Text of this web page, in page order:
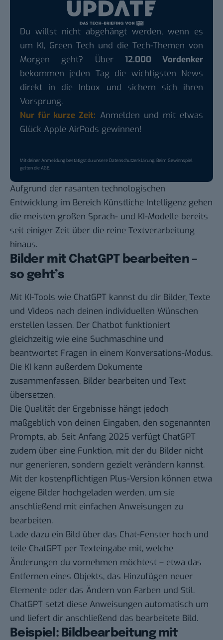
Du willst nicht abgehängt werden, wenn es
um KI, Green Tech und die Tech-Themen von
Morgen geht? Über 12.000 Vordenker
bekommen jeden Tag die wichtigsten News
direkt in die Inbox und sichern sich ihren
Vorsprung.
Nur für kurze Zeit: Anmelden und mit etwas
Glück Apple AirPods gewinnen!
Mit deiner Anmeldung bestätigst du unsereDatenschutzerklärung. Beim Gewinnspiel
gelten dieAGB.
Aufgrund der rasanten technologischen
Entwicklung im Bereich Künstliche Intelligenz gehen
die meisten großen Sprach- und KI-Modelle bereits
seit einiger Zeit über die reine Textverarbeitung
hinaus.
Bilder mit ChatGPT bearbeiten –
so geht’s
Mit KI-Tools wie ChatGPT kannst du dir Bilder, Texte
und Videos nach deinen individuellen Wünschen
erstellen lassen. Der Chatbot funktioniert
gleichzeitig wie eine Suchmaschine und
beantwortet Fragen in einem Konversations-Modus.
Die KI kann außerdem Dokumente
zusammenfassen, Bilder bearbeiten und Text
übersetzen.
Die Qualität der Ergebnisse hängt jedoch
maßgeblich von deinen Eingaben, den sogenannten
Prompts, ab. Seit Anfang 2025 verfügt ChatGPT
zudem über eine Funktion, mit der du Bilder nicht
nur generieren, sondern gezielt verändern kannst.
Mit der kostenpflichtigen Plus-Version können etwa
eigene Bilder hochgeladen werden, um sie
anschließend mit einfachen Anweisungen zu
bearbeiten.
Lade dazu ein Bild über das Chat-Fenster hoch und
teile ChatGPT per Texteingabe mit, welche
Änderungen du vornehmen möchtest – etwa das
Entfernen eines Objekts, das Hinzufügen neuer
Elemente oder das Ändern von Farben und Stil.
ChatGPT setzt diese Anweisungen automatisch um
und liefert dir anschließend das bearbeitete Bild.
Beispiel: Bildbearbeitung mit